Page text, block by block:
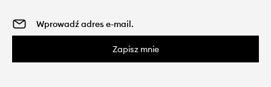
Zapisz mnie